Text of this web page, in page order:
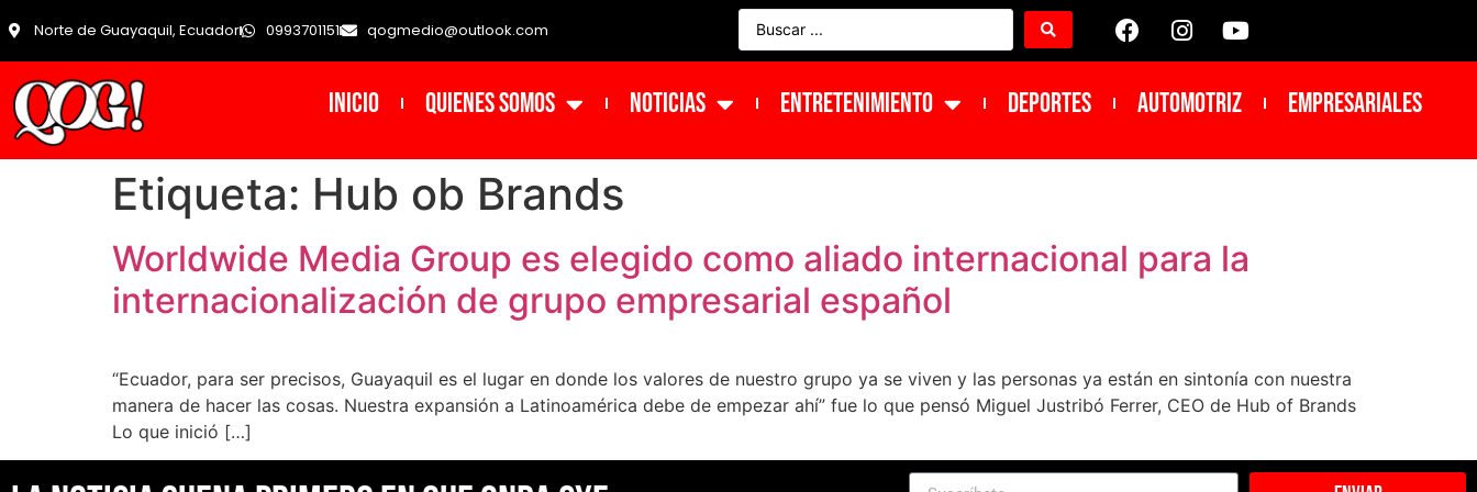
Norte de Guayaquil, Ecuador 0993701151 qogmedio@outlook.com
INICIO Quienes Somos NOTICIAS ENTRETENIMIENTO DEPORTES Automotriz Empresariales
Etiqueta: Hub ob Brands
Worldwide Media Group es elegido como aliado internacional para la
internacionalización de grupo empresarial español
“Ecuador, para ser precisos, Guayaquil es el lugar en donde los valores de nuestro grupo ya se viven y las personas ya están en sintonía con nuestra
manera de hacer las cosas. Nuestra expansión a Latinoamérica debe de empezar ahí” fue lo que pensó Miguel Justribó Ferrer, CEO de Hub of Brands
Lo que inició […]